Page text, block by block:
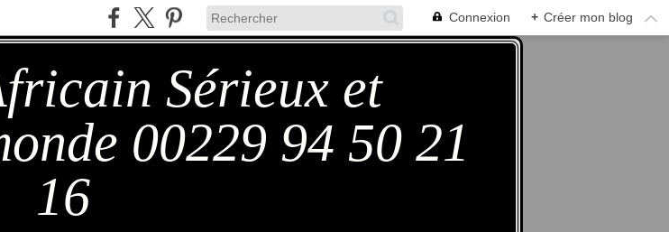
Connexion + Créer mon blog
Sérieux et
00229 94 50 21
16